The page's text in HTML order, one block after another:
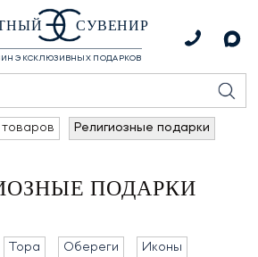
СУВЕНИР
ЭКСКЛЮЗИВНЫХ ПОДАРКОВ
Религиозные подарки
ПОДАРКИ
Тора Обереги Иконы